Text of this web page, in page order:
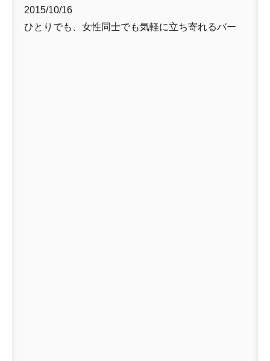
2015/10/16
ひとりでも、女性同士でも気軽に立ち寄れるバー